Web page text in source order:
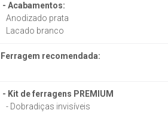
- Acabamentos:
Anodizado prata
Lacado branco
Ferragem recomendada:
- Kit de ferragens PREMIUM
- Dobradiças invisíveis